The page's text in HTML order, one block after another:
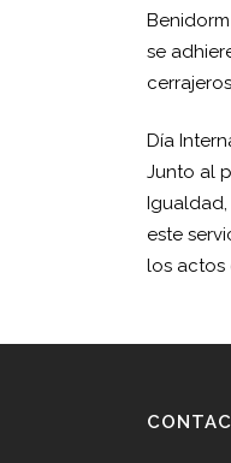
se
Día
Junto al
este
los actos